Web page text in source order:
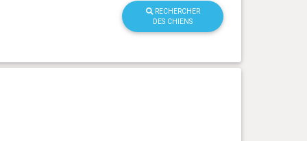
RECHERCHER
DES CHIENS